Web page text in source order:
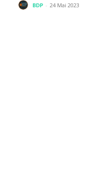
BDP - 24 Mai 2023